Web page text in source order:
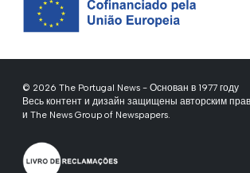
© 2026 The Portugal News - Основан в 1977 году
Весь контент и дизайн защищены авторским
и The News Group of Newspapers.